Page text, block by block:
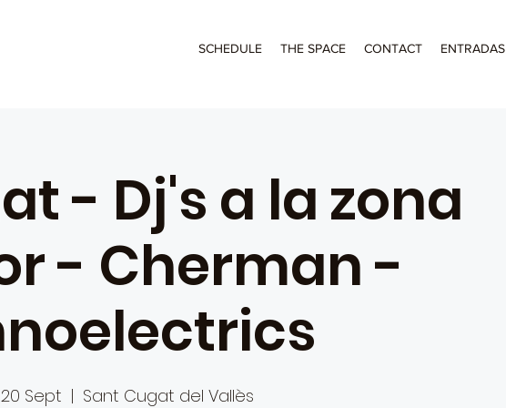
SCHEDULE THE SPACE CONTACT ENTRADAS
- Dj's a la zona
- Cherman -
20 Sept
  |
Sant Cugat del Vallès